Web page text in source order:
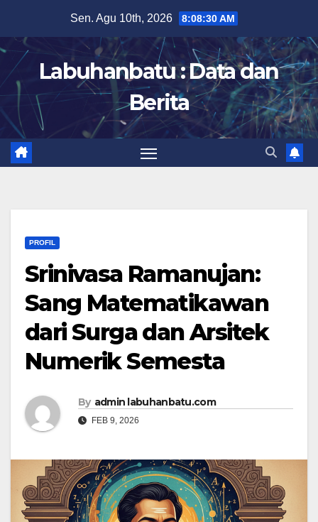
content
Sen. Agu 10th, 2026 8:08:31 AM
Labuhanbatu : Data dan
Berita
PROFIL
Srinivasa Ramanujan:
Sang Matematikawan
dari Surga dan Arsitek
Numerik Semesta
By admin labuhanbatu.com
FEB 9, 2026